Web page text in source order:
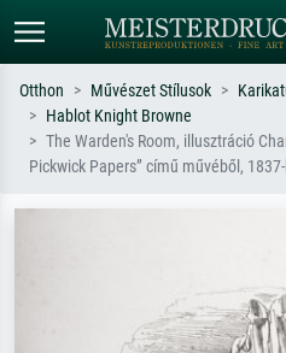
Alap keresés
Keressen művész, műcím vagy stílus
Otthon Művészet Stílusok
Hablot Knight Browne
The Warden's Room, illusztráció
Pickwick Papers” című művéből,